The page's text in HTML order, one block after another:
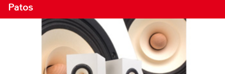
Patos